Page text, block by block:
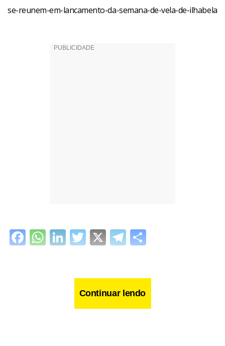
se-reunem-em-lancamento-da-semana-de-vela-de-ilhabela
Facebook
WhatsApp
LinkedIn
Twitter
X Telegram
Continuar lendo